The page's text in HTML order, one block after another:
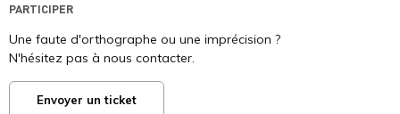
PARTICIPER
Une faute d'orthographe ou une imprécision ?
N'hésitez pas à nous contacter.
Envoyer un ticket